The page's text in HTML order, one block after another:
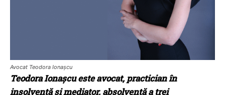
Avocat Teodora Ionașcu
Teodora Ionașcu este avocat, practician în
insolvență și mediator, absolventă a trei